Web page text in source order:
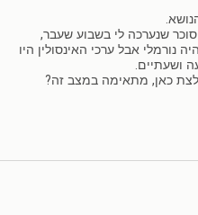
שנערכה לי בשבוע שעבר,
נורמלי אבל ערכי האינסולין היו
ושעתיים.
כאן, מתאימה במצב זה?